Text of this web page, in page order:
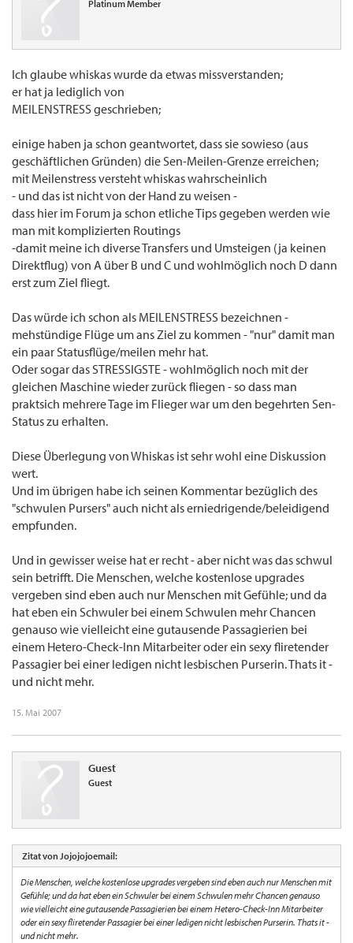
Platinum Member
Ich glaube whiskas wurde da etwas missverstanden;
er hat ja lediglich von
MEILENSTRESS geschrieben;
einige haben ja schon geantwortet, dass sie sowieso (aus
geschäftlichen Gründen) die Sen-Meilen-Grenze erreichen;
mit Meilenstress versteht whiskas wahrscheinlich
- und das ist nicht von der Hand zu weisen -
dass hier im Forum ja schon etliche Tips gegeben werden wie
man mit komplizierten Routings
-damit meine ich diverse Transfers und Umsteigen (ja keinen
Direktflug) von A über B und C und wohlmöglich noch D dann
erst zum Ziel fliegt.
Das würde ich schon als MEILENSTRESS bezeichnen -
mehstündige Flüge um ans Ziel zu kommen - "nur" damit man
ein paar Statusflüge/meilen mehr hat.
Oder sogar das STRESSIGSTE - wohlmöglich noch mit der
gleichen Maschine wieder zurück fliegen - so dass man
praktsich mehrere Tage im Flieger war um den begehrten Sen-
Status zu erhalten.
Diese Überlegung von Whiskas ist sehr wohl eine Diskussion
wert.
Und im übrigen habe ich seinen Kommentar bezüglich des
"schwulen Pursers" auch nicht als erniedrigende/beleidigend
empfunden.
Und in gewisser weise hat er recht - aber nicht was das schwul
sein betrifft. Die Menschen, welche kostenlose upgrades
vergeben sind eben auch nur Menschen mit Gefühle; und da
hat eben ein Schwuler bei einem Schwulen mehr Chancen
genauso wie vielleicht eine gutausende Passagierien bei
einem Hetero-Check-Inn Mitarbeiter oder ein sexy fliretender
Passagier bei einer ledigen nicht lesbischen Purserin. Thats it -
und nicht mehr.
15. Mai 2007
Guest
Guest
Zitat von Jojojojoemail:
Die Menschen, welche kostenlose upgrades vergeben sind eben auch nur Menschen mit
Gefühle; und da hat eben ein Schwuler bei einem Schwulen mehr Chancen genauso
wie vielleicht eine gutausende Passagierien bei einem Hetero-Check-Inn Mitarbeiter
oder ein sexy fliretender Passagier bei einer ledigen nicht lesbischen Purserin. Thats it -
und nicht mehr.